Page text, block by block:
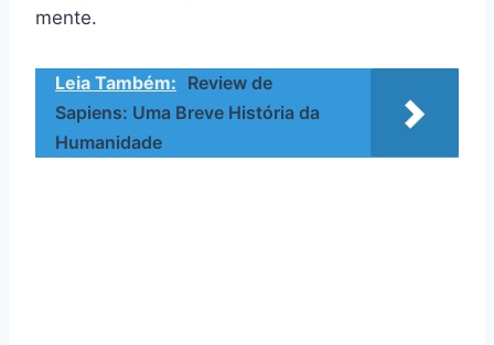
mente.
Leia Também: Review de
Sapiens: Uma Breve História da
Humanidade